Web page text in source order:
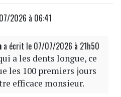
2026 à 06:41
a écrit le 07/07/2026 à 21h50
a les dents longue, ce
les 100 premiers jours
efficace monsieur.